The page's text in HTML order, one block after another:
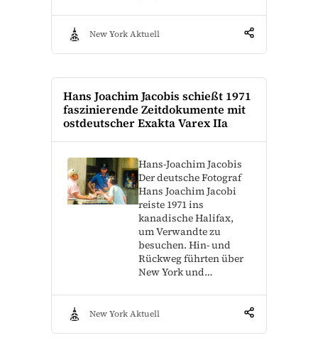
New York Aktuell
Hans Joachim Jacobis schießt 1971
faszinierende Zeitdokumente mit
ostdeutscher Exakta Varex IIa
Hans-Joachim Jacobis
Der deutsche Fotograf
Hans Joachim Jacobi
reiste 1971 ins
kanadische Halifax,
um Verwandte zu
besuchen. Hin- und
Rückweg führten über
New York und…
New York Aktuell